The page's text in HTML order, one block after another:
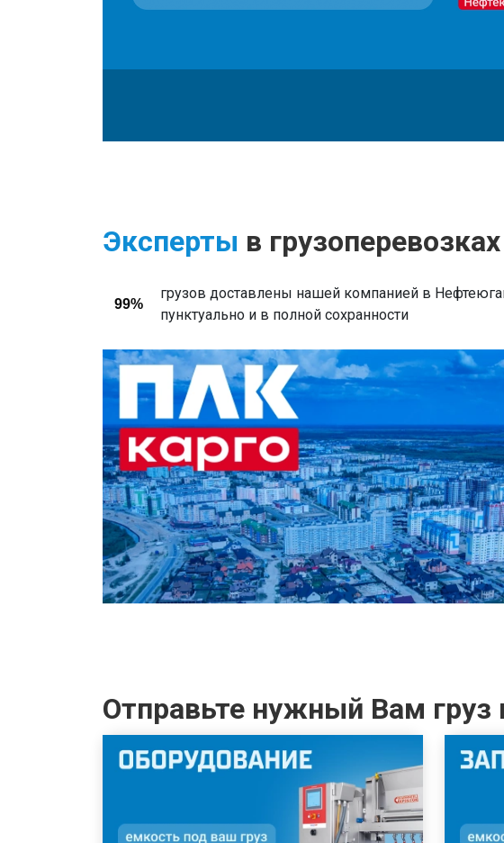
Эксперты в грузоперевозках
99%
грузов доставлены нашей компанией в
пунктуально и в полной сохранности
Отправьте нужный Вам груз